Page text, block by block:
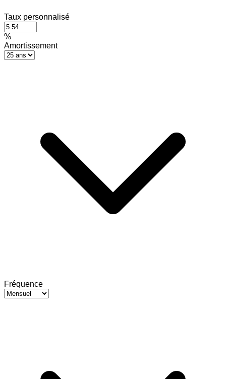
Taux personnalisé
%
Amortissement
Fréquence